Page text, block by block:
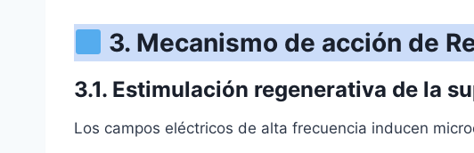
3. Mecanismo de acción de
3.1. Estimulación regenerativa de la
Los campos eléctricos de alta frecuencia inducen